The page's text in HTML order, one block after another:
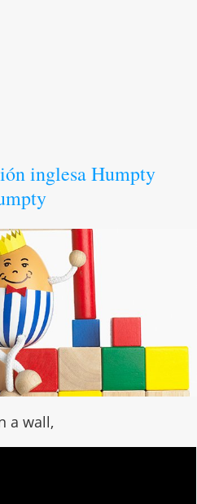
inglesa Humpty
a wall,